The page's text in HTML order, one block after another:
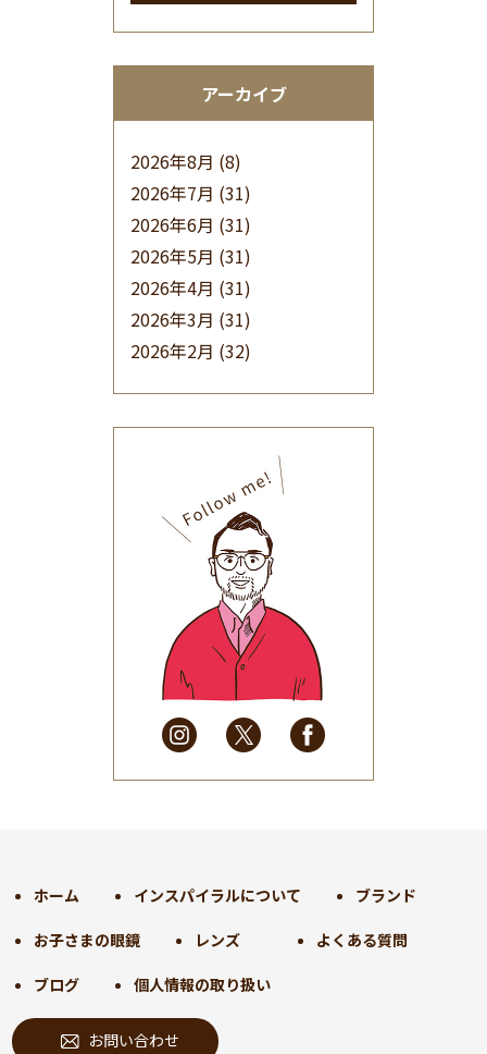
アーカイブ
2026年8月 (8)
2026年7月 (31)
2026年6月 (31)
2026年5月 (31)
2026年4月 (31)
2026年3月 (31)
2026年2月 (32)
(32)
2025年9月(30)
2025年8月(31)
2025年7月(37)
2025年6月(48)
2025年5月
(41)
2025年4月
(32)
2025年3月(31)
2025年2月
(28)
2025年1月
(34)
2024年9月(30)
2024年7月(31)
2024年6月(30)
2024年5月
2024年4月 (32)
ホーム インスパイラルについて ブランド
お子さまの眼鏡 レンズ よくある質問
ブログ 個人情報の取り扱い
お問い合わせ